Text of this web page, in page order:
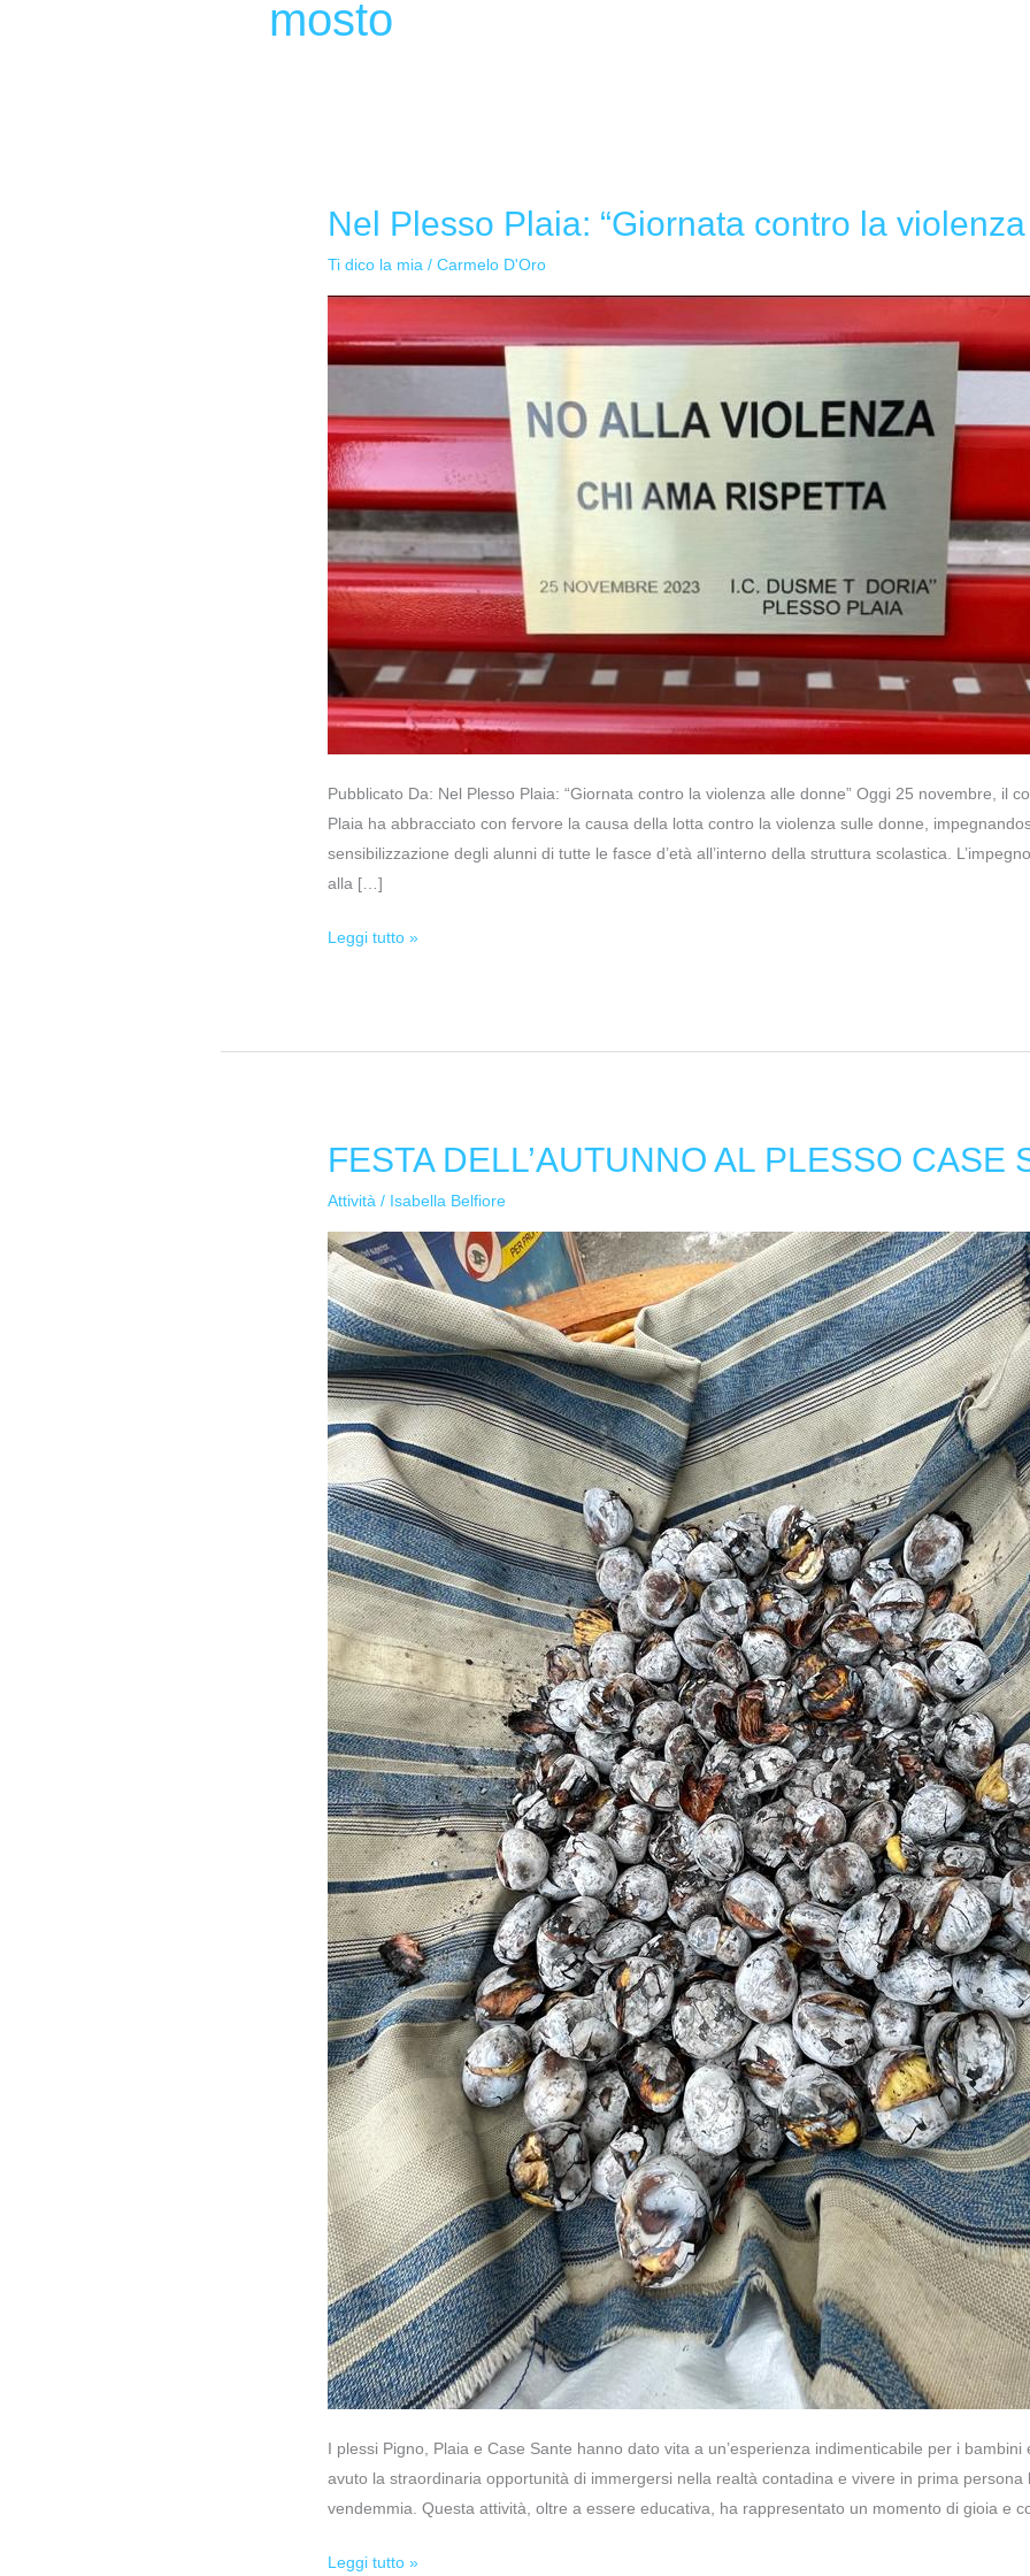
mosto
Nel Plesso Plaia: “Giornata contro la
Ti dico la mia /Carmelo D'Oro
Pubblicato Da: Nel Plesso Plaia: “Giornata contro la violenza alle donne” Oggi 25 novembre, il
Plaia ha abbracciato con fervore la causa della lotta contro la violenza sulle donne,
sensibilizzazione degli alunni di tutte le fasce d’età all’interno della struttura scolastica.
alla […]
Nel
Plaia:
“Giornata
contro
la
alle
donne”
Leggi tutto »
FESTA DELL’AUTUNNO AL PLESSO CASE
Attività / Isabella Belfiore
I plessi Pigno, Plaia e Case Sante hanno dato vita a un’esperienza indimenticabile per i
avuto la straordinaria opportunità di immergersi nella realtà contadina e vivere in prima persona
vendemmia. Questa attività, oltre a essere educativa, ha rappresentato un momento di gioia e
FESTA
AL
PLESSO
CASE
SANTE
Leggi tutto »